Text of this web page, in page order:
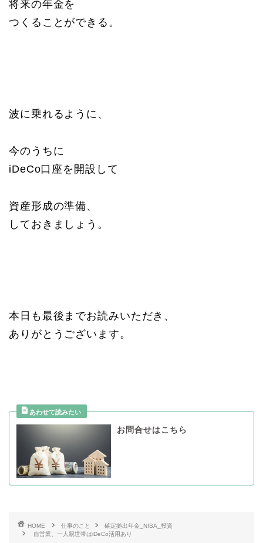
将来の年金を
つくることができる。
波に乗れるように、
今のうちに
iDeCo口座を開設して
資産形成の準備、
しておきましょう。
本日も最後までお読みいただき、
ありがとうございます。
お問合せはこちら
HOME 仕事のこと
確定拠出年金_NISA_投資
自営業、一人親世帯はiDeCo活用あり